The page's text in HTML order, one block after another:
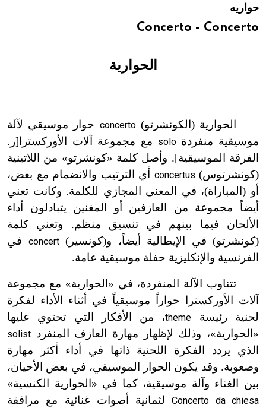
حواريه
Concerto - Concerto
الحوارية
الحوارية (الكونشرتو)concerto حوار موسيقي لآلة
موسيقية منفردةsolo مع مجموعة آلات الأوركسترا[ر.
الفرقة الموسيقية]. وأصل كلمة «كونشرتو» من اللاتينية
(كونشرتوس) concertus أي الترتيب والانضمام مع بعض،
أو (المباراة)، في المعنى المجازي للكلمة. وكانت تعني
أيضاً مجموعة من العازفين أو المغنين يتبادلون أداء
الألحان فيما بينهم في تنسيق منظم. وتعني كلمة
(كونشرتو) في الإيطالية أيضاً، و(كونسير)concert في
الفرنسية والإنكليزية حفلة موسيقية عامة.
تتناوب الآلة المنفردة، في «الحوارية» مع مجموعة
آلات الأوركسترا حواراً موسيقياً في أثناء الأداء لفكرة
لحنية رئيسة theme، من الأفكار التي تحتوي عليها
«الحوارية»، وذلك لإظهار مهارة العازف المنفرد solist
الذي يردد الفكرة اللحنية ذاتها في أداء أكثر مهارة
وصعوبة. وقد يكون الحوار الموسيقي، في بعض الأحيان،
بين الغناء وآلة موسيقية، كما في «الحوارية الكنسية»
Concerto da chiesaلثمانية أصوات غنائية مع مرافقة